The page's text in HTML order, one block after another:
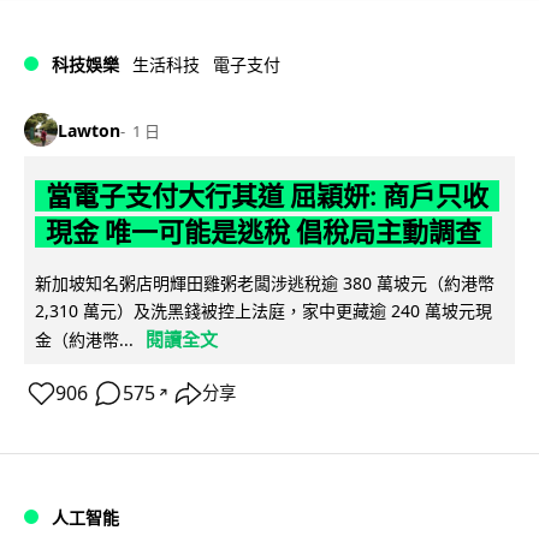
科技娛樂 生活科技 電子支付
Lawton 1 日
當電子支付大行其道 屈穎妍: 商戶只收
現金 唯一可能是逃稅 倡稅局主動調查
新加坡知名粥店明輝田雞粥老闆涉逃稅逾 380 萬坡元（約港幣
2,310 萬元）及洗黑錢被控上法庭，家中更藏逾 240 萬坡元現
金（約港幣...
閱讀全文
906 575 ↗ 分享
人工智能